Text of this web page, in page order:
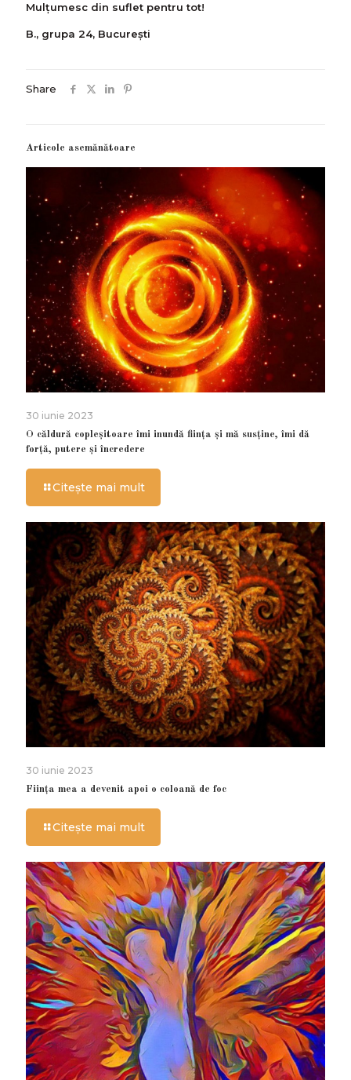
Mulțumesc din suflet pentru tot!
B., grupa 24, București
Share
Articole asemănătoare
30 iunie 2023
O căldură copleșitoare îmi inundă ființa și mă susține, îmi dă
forță, putere și încredere
Citește mai mult
30 iunie 2023
Ființa mea a devenit apoi o coloană de foc
Citește mai mult